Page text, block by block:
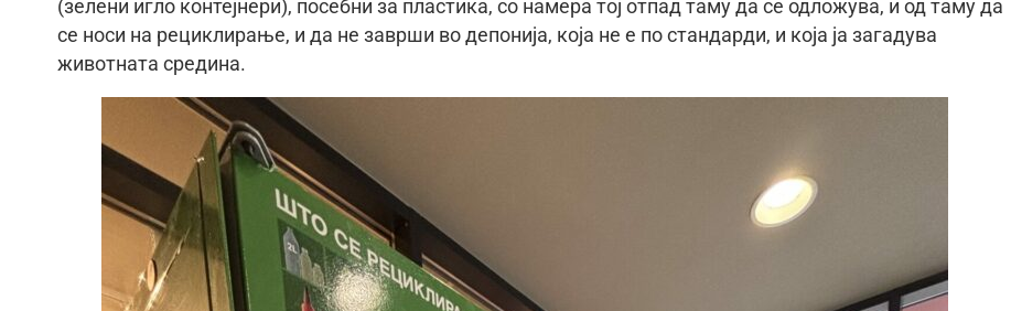
(зелени игло контејнери), посебни за пластика, со намера тој отпад таму да се одложува, и од таму да
се носи на рециклирање, и да не заврши во депонија, која не е по стандарди, и која ја загадува
животната средина.